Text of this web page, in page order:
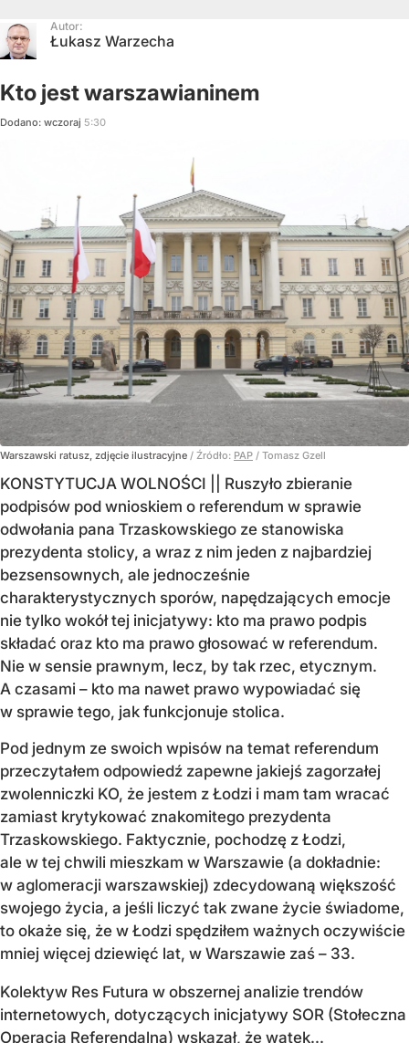
Autor:
Łukasz Warzecha
Kto jest warszawianinem
Dodano: wczoraj 5:30
Warszawski ratusz, zdjęcie ilustracyjne / Źródło: PAP / Tomasz Gzell
KONSTYTUCJA WOLNOŚCI || Ruszyło zbieranie
podpisów pod wnioskiem o referendum w sprawie
odwołania pana Trzaskowskiego ze stanowiska
prezydenta stolicy, a wraz z nim jeden z najbardziej
bezsensownych, ale jednocześnie
charakterystycznych sporów, napędzających emocje
nie tylko wokół tej inicjatywy: kto ma prawo podpis
składać oraz kto ma prawo głosować w referendum.
Nie w sensie prawnym, lecz, by tak rzec, etycznym.
A czasami – kto ma nawet prawo wypowiadać się
w sprawie tego, jak funkcjonuje stolica.
Pod jednym ze swoich wpisów na temat referendum
przeczytałem odpowiedź zapewne jakiejś zagorzałej
zwolenniczki KO, że jestem z Łodzi i mam tam wracać
zamiast krytykować znakomitego prezydenta
Trzaskowskiego. Faktycznie, pochodzę z Łodzi,
ale w tej chwili mieszkam w Warszawie (a dokładnie:
w aglomeracji warszawskiej) zdecydowaną większość
swojego życia, a jeśli liczyć tak zwane życie świadome,
to okaże się, że w Łodzi spędziłem ważnych oczywiście
mniej więcej dziewięć lat, w Warszawie zaś – 33.
Kolektyw Res Futura w obszernej analizie trendów
internetowych, dotyczących inicjatywy SOR (Stołeczna
Operacja Referendalna) wskazał, że wątek...